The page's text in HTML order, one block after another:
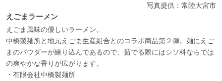
写真提供：常陸大宮市
えごまラーメン
えごま風味の優しいラーメン。
中橋製麺所と地元えごま生産組合とのコラボ商品第２弾。麺にえご
まのパウダーが練り込んであるので、茹でる際にはシソ科ならでは
の爽やかな香りが広がります。
・有限会社中橋製麺所